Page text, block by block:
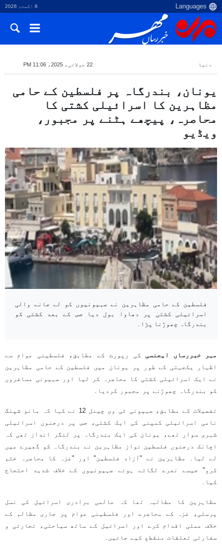
6 اگست، 2026
دنیا 22 جولائی، 2025، 11:06 PM
یونان، بندرگاہ پر فلسطین کے حامی
مظاہرین کا اسرائیلی کشتی کا
محاصرہ، پیچھے ہٹنے پر مجبور،
ویڈیو
فلسطین کے حامی مظاہرین نے صہیونیوں کو لے جانے والی
اسرائیلی کشتی پر دھاوا بول دیا جس کے بعد کشتی کو
بندرگاہ چھوڑنا پڑا۔
مہر خبررساں ایجنسی کی رپورٹ کے مطابق، فلسطینی عوام سے
اظہار یکجہتی کے طور پر یونان میں فلسطین کے حامی مظاہرین
نے ایک اسرائیلی کشتی کا محاصرہ کر لیا اور صہیونی مسافروں
کو بندرگاہ چھوڑنے پر مجبور کردیا۔
تفصیلات کے مطابق، صہیونی ٹی وی چینل 12 نے کہا کہ مانو شپنگ
نامی اسرائیلی کمپنی کی ایک کشتی، جس پر درجنوں اسرائیلی
شہری سوار تھے، یونان کی ایک بندرگاہ پر لنگر انداز تھی کہ
اچانک درجنوں فلسطین نواز مظاہرین نے بندرگاہ کو گھیرے میں
لے لیا۔ مظاہرین نے "آزاد فلسطین" اور "غزہ کا محاصرہ ختم
کرو" جیسے نعرے لگاتے ہوئے صہیونیوں کے خلاف شدید احتجاج
کیا۔
مظاہرین کا مطالبہ تھا کہ عالمی برادری اسرائیل کی نسل
پرستی، غزہ کے محاصرے اور فلسطینی عوام پر جاری مظالم کے
خلاف عملی اقدام کرے اور اسرائیل کے ساتھ سیاحتی، تجارتی و
سفارتی تعلقات منقطع کیے جائیں۔